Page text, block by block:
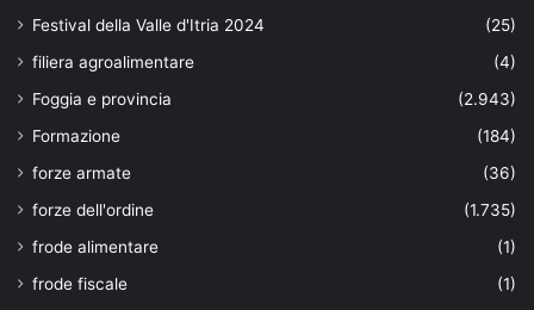
Festival della Valle d'Itria 2024
(25)
filiera agroalimentare
(4)
Foggia e provincia
(2.943)
Formazione
(184)
forze armate
(36)
forze dell'ordine
(1.735)
frode alimentare
(1)
frode fiscale
(1)